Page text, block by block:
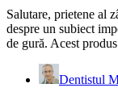
Salutare, prietene al
despre un subiect
de gură. Acest
Dentistul